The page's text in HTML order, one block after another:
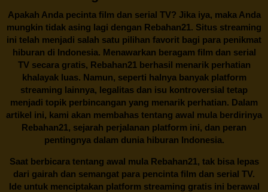
Apakah Anda pecinta film dan serial TV? Jika iya, maka Anda
mungkin tidak asing lagi dengan Rebahan21. Situs streaming
ini telah menjadi salah satu pilihan favorit bagi para penikmat
hiburan di Indonesia. Menawarkan beragam film dan serial
TV secara gratis, Rebahan21berhasil menarik perhatian
khalayak luas. Namun, seperti halnya banyak platform
streaming lainnya, legalitas dan isu kontroversial tetap
menjadi topik perbincangan yang menarik perhatian. Dalam
artikel ini, kami akan membahas tentang awal mula berdirinya
Rebahan21, sejarah perjalanan platform ini, dan peran
pentingnya dalam dunia hiburan Indonesia.
Saat berbicara tentang awal mula Rebahan21, tak bisa lepas
dari gairah dan semangat para pencinta film dan serial TV.
Ide untuk menciptakan platform streaming gratis ini berawal